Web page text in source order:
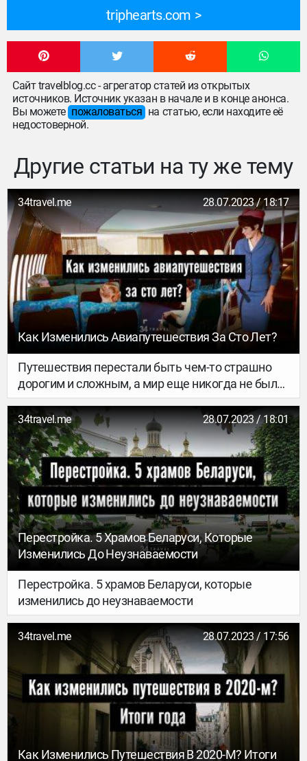
triphearts.com
Сайт travelblog.cc - агрегатор статей из открытых
источников. Источник указан в начале и в конце анонса.
Вы можете пожаловаться на статью, если находите её
недостоверной.
Другие статьи на ту же тему
34travel.me 28.07.2023 / 18:17
Как Изменились Авиапутешествия За Сто Лет?
Путешествия перестали быть чем-то страшно
дорогим и сложным, а мир еще никогда не был
настолько маленьким, что за 10 часов перелета
можно было обнаружить себя другой части
света. Об этом мы и делаем наш журнал. И это
стало возможным благодаря авиации.
Рассказываем, как это было, в хронологическом
порядке.
34travel.me 28.07.2023 / 18:01
Перестройка. 5 Храмов Беларуси, Которые
Изменились До Неузнаваемости
Перестройка. 5 храмов Беларуси, которые
изменились до неузнаваемости
34travel.me 28.07.2023 / 17:56
Как Изменились Путешествия В 2020-М? Итоги